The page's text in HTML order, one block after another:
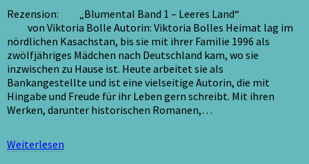
Viktoria
Bolle
Rezension
Rezension: „Blumental Band 1 – Leeres Land“
von Viktoria Bolle Autorin: Viktoria Bolles Heimat lag im
nördlichen Kasachstan, bis sie mit ihrer Familie 1996 als
zwölfjähriges Mädchen nach Deutschland kam, wo sie
inzwischen zu Hause ist. Heute arbeitet sie als
Bankangestellte und ist eine vielseitige Autorin, die mit
Hingabe und Freude für ihr Leben gern schreibt. Mit ihren
Werken, darunter historischen Romanen,…
Weiterlesen